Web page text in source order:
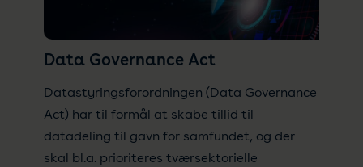
Data Governance Act
Datastyringsforordningen (Data Governance
Act) har til formål at skabe tillid til
datadeling til gavn for samfundet, og der
skal bl.a. prioriteres tværsektorielle